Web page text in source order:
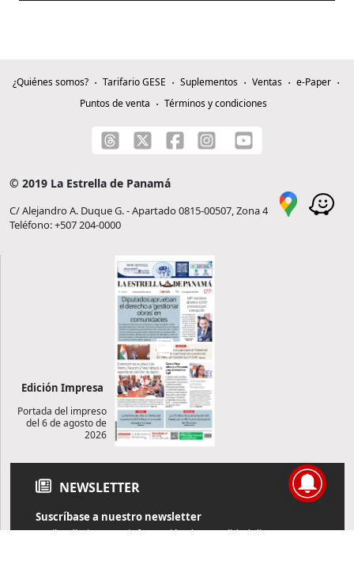
¿Quiénes somos? Tarifario GESE Suplementos Ventas
e-Paper
Puntos de venta
Términos y condiciones
© 2019 La Estrella de Panamá
C/ Alejandro A. Duque G. - Apartado 0815-00507, Zona 4
Teléfono: +507 204-0000
Edición Impresa
Portada del impreso
del 6 de agosto de
2026
NEWSLETTER
Suscríbase a nuestro newsletter
Reciba diariamente información de actualidad directamente en